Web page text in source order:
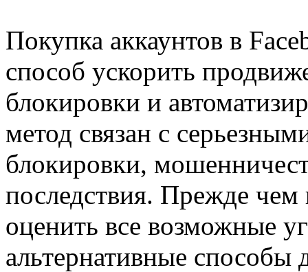
Покупка аккаунтов в
способ ускорить
блокировки и
метод связан с
блокировки,
последствия. Прежде чем
оценить все возможные
альтернативные способы